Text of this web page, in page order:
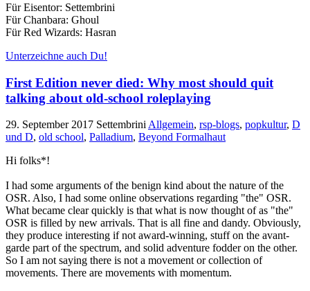
Für Eisentor: Settembrini
Für Chanbara: Ghoul
Für Red Wizards: Hasran
Unterzeichne auch Du!
First Edition never died: Why most should quit
talking about old-school roleplaying
29. September 2017 Settembrini Allgemein, rsp-blogs, popkultur, D
und D, old school, Palladium, Beyond Formalhaut
Hi folks*!
I had some arguments of the benign kind about the nature of the
OSR. Also, I had some online observations regarding "the" OSR.
What became clear quickly is that what is now thought of as "the"
OSR is filled by new arrivals. That is all fine and dandy. Obviously,
they produce interesting if not award-winning, stuff on the avant-
garde part of the spectrum, and solid adventure fodder on the other.
So I am not saying there is not a movement or collection of
movements. There are movements with momentum.